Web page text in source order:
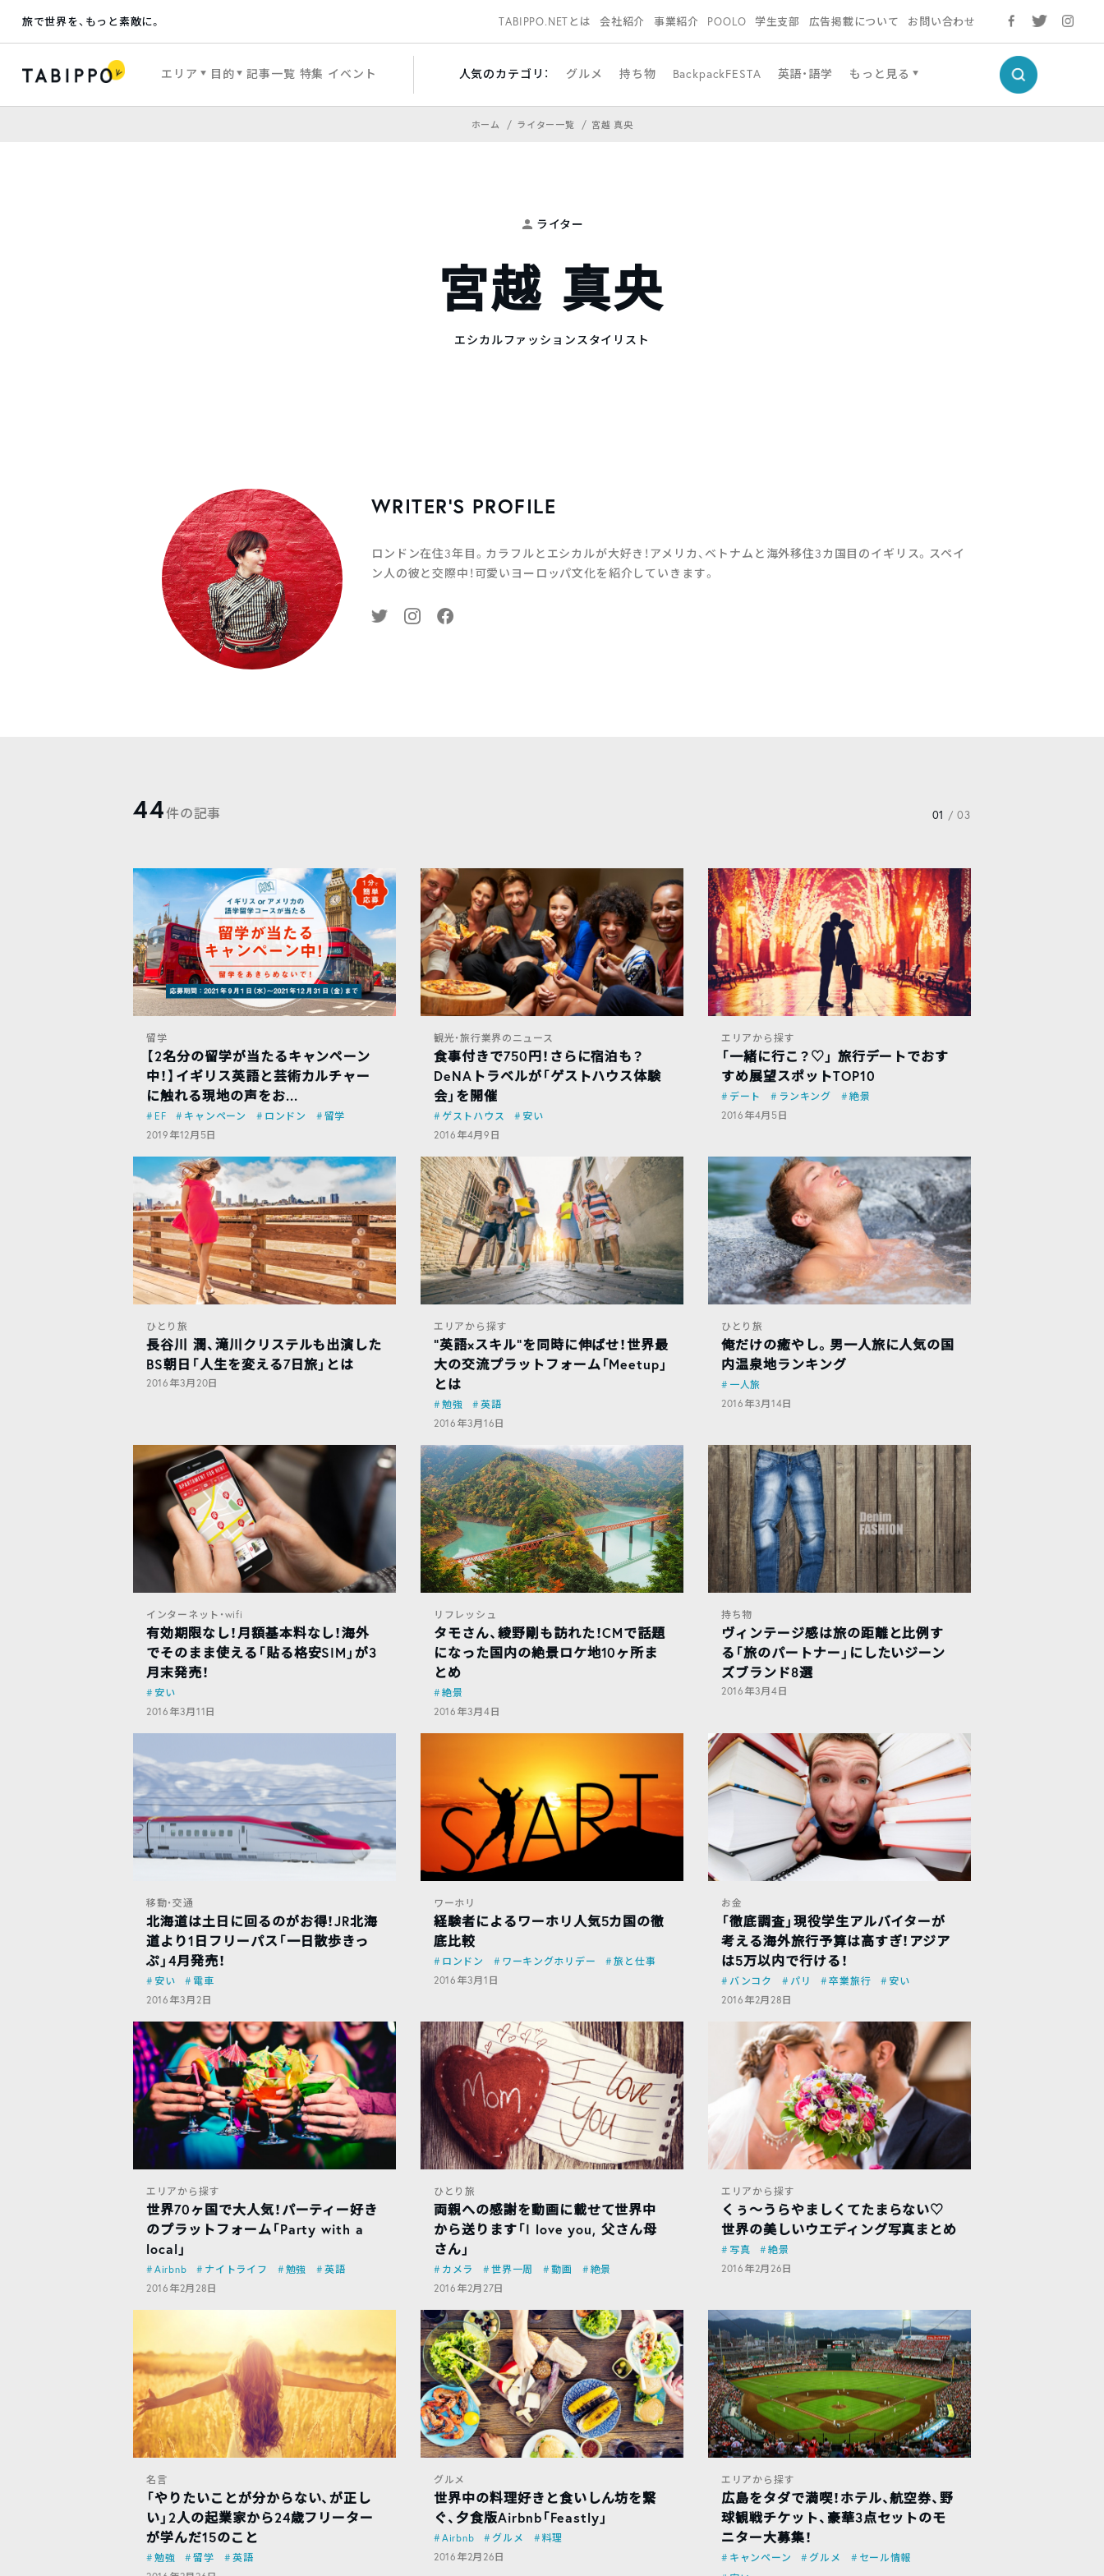
旅で世界を、もっと素敵に。 TABIPPO.NETとは 会社紹介 事業紹介 POOLO 学生支部 広告掲載について お問い合わせ
エリア 目的 記事一覧 特集 イベント 人気のカテゴリ： グルメ 持ち物 BackpackFESTA 英語・語学 もっと見る
ホーム ライター一覧 宮越 真央
ライター
宮越 真央
エシカルファッションスタイリスト
WRITER’S PROFILE
ロンドン在住3年目。カラフルとエシカルが大好き！アメリカ、ベトナムと海外移住3カ国目のイギリス。スペイ
ン人の彼と交際中！可愛いヨーロッパ文化を紹介していきます。
44件の記事 01 / 03
留学
【2名分の留学が当たるキャンペーン
中！】イギリス英語と芸術カルチャー
に触れる現地の声をお...
EF キャンペーン ロンドン
留学
2019年12月5日
観光・旅行業界のニュース
食事付きで750円！さらに宿泊も？
DeNAトラベルが「ゲストハウス体験
会」を開催
ゲストハウス
安い
2016年4月9日
エリアから探す
「一緒に行こ？♡」 旅行デートでおす
すめ展望スポットTOP10
デート ランキング
絶景
2016年4月5日
ひとり旅
長谷川 潤、滝川クリステルも出演した
BS朝日「人生を変える7日旅」とは
2016年3月20日
エリアから探す
“英語×スキル”を同時に伸ばせ！世界最
大の交流プラットフォーム「Meetup」
とは
勉強
英語
2016年3月16日
ひとり旅
俺だけの癒やし。男一人旅に人気の国
内温泉地ランキング
一人旅
2016年3月14日
インターネット・wifi
有効期限なし！月額基本料なし！海外
でそのまま使える「貼る格安SIM」が3
月末発売！
安い
2016年3月11日
リフレッシュ
タモさん、綾野剛も訪れた！CMで話題
になった国内の絶景ロケ地10ヶ所ま
とめ
絶景
2016年3月4日
持ち物
ヴィンテージ感は旅の距離と比例す
る「旅のパートナー」にしたいジーン
ズブランド8選
2016年3月4日
移動・交通
北海道は土日に回るのがお得！JR北海
道より1日フリーパス「一日散歩きっ
ぷ」4月発売！
安い
電車
2016年3月2日
ワーホリ
経験者によるワーホリ人気5カ国の徹
底比較
ロンドン ワーキングホリデー
旅と仕事
2016年3月1日
お金
「徹底調査」現役学生アルバイターが
考える海外旅行予算は高すぎ！アジア
は5万以内で行ける！
バンコク パリ 卒業旅行
安い
2016年2月28日
エリアから探す
世界70ヶ国で大人気！パーティー好き
のプラットフォーム「Party with a
local」
Airbnb ナイトライフ 勉強
英語
2016年2月28日
ひとり旅
両親への感謝を動画に載せて世界中
から送ります「I love you, 父さん母
さん」
カメラ 世界一周 動画
絶景
2016年2月27日
エリアから探す
くぅ〜うらやましくてたまらない♡
世界の美しいウエディング写真まとめ
写真
絶景
2016年2月26日
名言
「やりたいことが分からない、が正し
い」2人の起業家から24歳フリーター
が学んだ15のこと
勉強 留学
英語
グルメ
世界中の料理好きと食いしん坊を繋
ぐ、夕食版Airbnb「Feastly」
Airbnb グルメ
料理
2016年2月26日
エリアから探す
広島をタダで満喫！ホテル、航空券、野
球観戦チケット、豪華3点セットのモ
ニター大募集！
キャンペーン グルメ
セール情報